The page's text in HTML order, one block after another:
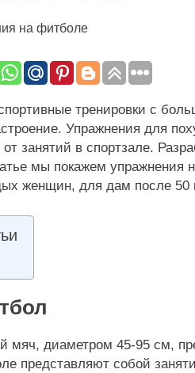
11 Месяцев Тому Назад
Диетические блюда из
Почему я не худею?
11 Месяцев Тому Назад
Рыбная диета на 2
12 Месяцев Тому Назад
тренировки с
Упражнения для
занятий в спортзале.
мы покажем
женщин, для дам после
мяч, диаметром 45-95 см,
представляют собой